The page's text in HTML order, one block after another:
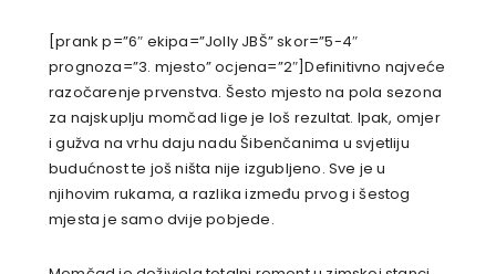
[prank p=”6″ ekipa=”Jolly JBŠ” skor=”5-4″
prognoza=”3. mjesto” ocjena=”2″]Definitivno najveće
razočarenje prvenstva. Šesto mjesto na pola sezona
za najskuplju momčad lige je loš rezultat. Ipak, omjer
i gužva na vrhu daju nadu Šibenčanima u svjetliju
budućnost te još ništa nije izgubljeno. Sve je u
njihovim rukama, a razlika između prvog i šestog
mjesta je samo dvije pobjede.